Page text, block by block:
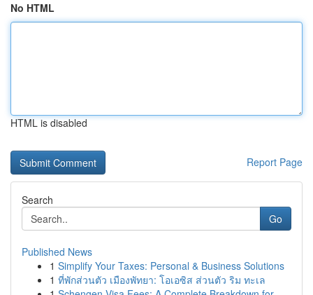
No HTML
HTML is disabled
Report Page
Search
Go
Published News
1 Simplify Your Taxes: Personal & Business Solutions
1 ที่พักส่วนตัว เมืองพัทยา: โอเอซิส ส่วนตัว ริม ทะเล